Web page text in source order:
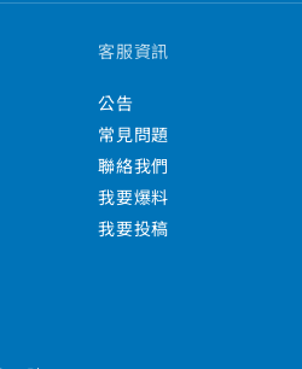
客服資訊
公告
常見問題
聯絡我們
我要爆料
我要投稿